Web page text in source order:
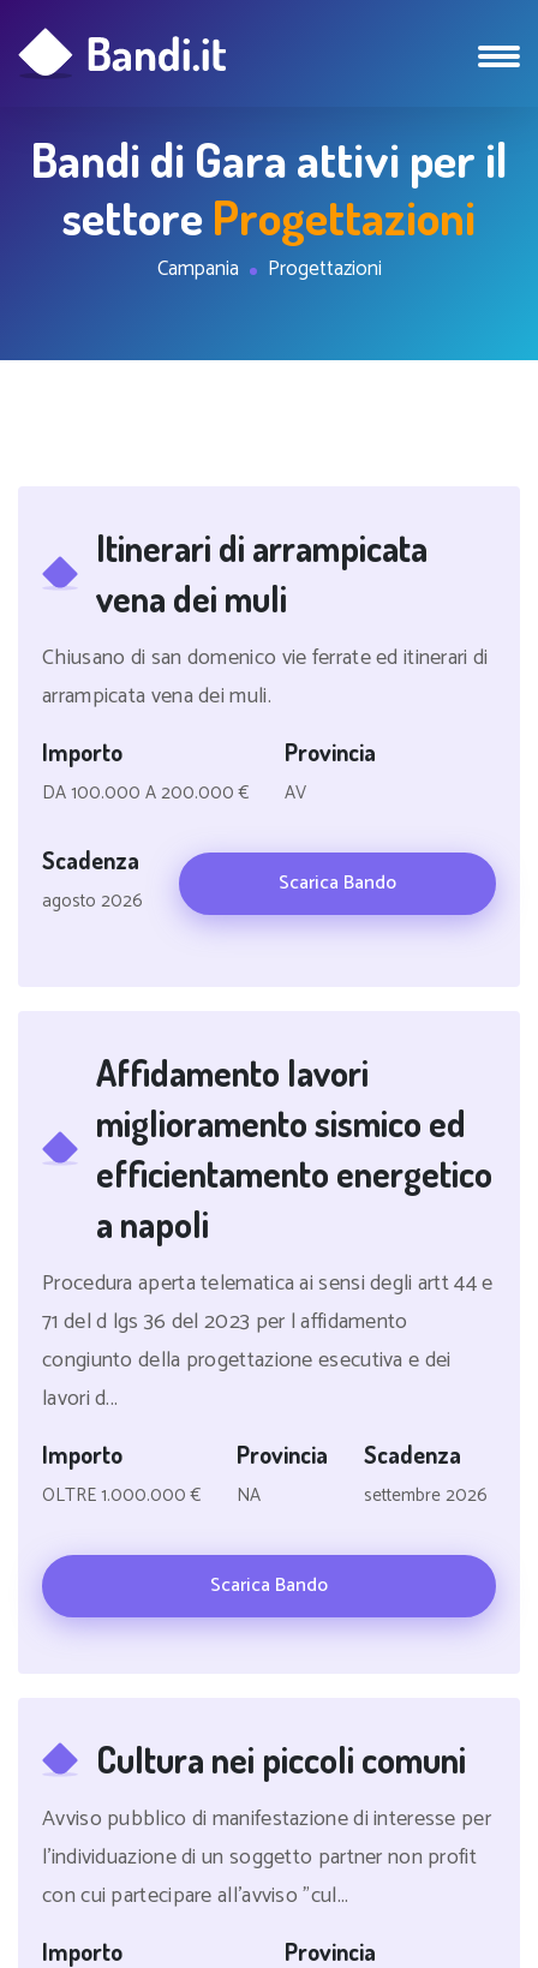
Bandi di Gara attivi per il
settore Progettazioni
Campania Progettazioni
Itinerari di arrampicata
vena dei muli
Chiusano di san domenico vie ferrate ed itinerari di
arrampicata vena dei muli.
Importo
DA 100.000 A 200.000 €
Provincia
AV
Scadenza
agosto 2026
Scarica Bando
Affidamento lavori
miglioramento sismico ed
efficientamento energetico
a napoli
Procedura aperta telematica ai sensi degli artt 44 e
71 del d lgs 36 del 2023 per l affidamento
congiunto della progettazione esecutiva e dei
lavori d...
Importo
OLTRE 1.000.000 €
Provincia
NA
Scadenza
settembre 2026
Scarica Bando
Cultura nei piccoli comuni
Avviso pubblico di manifestazione di interesse per
l'individuazione di un soggetto partner non profit
con cui partecipare all'avviso "cul...
Importo Provincia